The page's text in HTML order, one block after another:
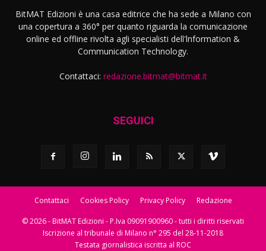
BitMAT Edizioni è una casa editrice che ha sede a Milano con
una copertura a 360° per quanto riguarda la comunicazione
online ed offline rivolta agli specialisti dell'lnformation &
Communication Technology.
Contattaci: redazione.bitmat@bitmat.it
SEGUICI
Contattaci Cookies Policy Privacy Policy Redazione
© 2026 - BitMAT Edizioni - P.Iva 09091900960 - tutti i diritti riservati
Iscrizione al tribunale di Milano n° 295 del 28-11-2018
Testata giornalistica iscritta al ROC